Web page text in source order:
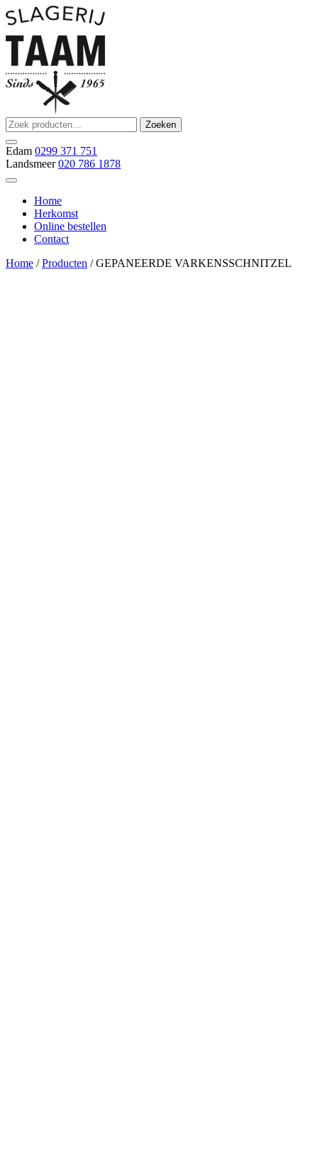
Ga
naar
de
inhoud
Slagerij Taam
slager
Zoeken
naar:
Zoeken
Edam 0299 371 751
Landsmeer 020 786 1878
Home
Herkomst
Online bestellen
Contact
Home /Producten / GEPANEERDE VARKENSSCHNITZEL